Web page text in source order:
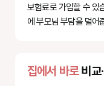
보험료로 가입할 수 있
에 부모님 부담을 덜어
집에서 바로비교